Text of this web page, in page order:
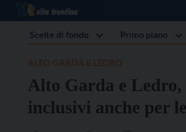
Scelte di fondo Primo piano
Alto Garda e
inclusivi anche per